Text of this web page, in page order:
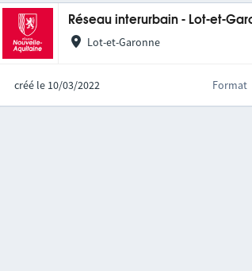
Réseau interurbain - Lot-et-
Lot-et-Garonne
créé le 10/03/2022 Format